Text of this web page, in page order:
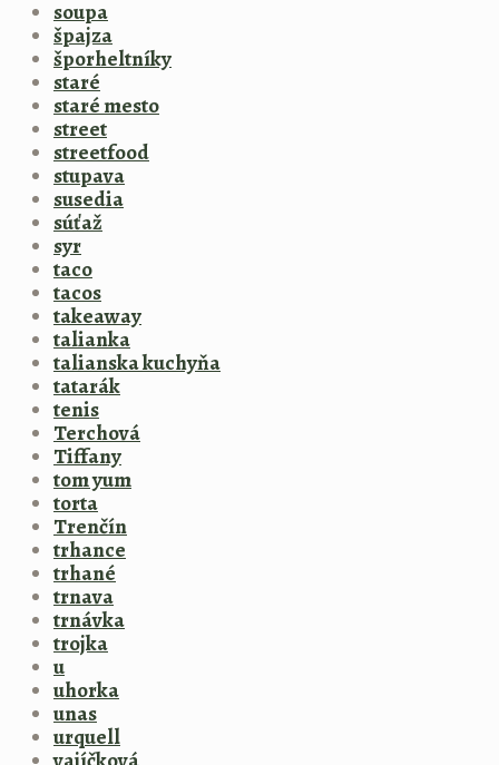
soupa
špajza
šporheltníky
staré
staré mesto
street
streetfood
stupava
susedia
súťaž
syr
taco
tacos
takeaway
talianka
talianska kuchyňa
tatarák
tenis
Terchová
Tiffany
tom yum
torta
Trenčín
trhance
trhané
trnava
trnávka
trojka
u
uhorka
unas
urquell